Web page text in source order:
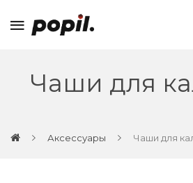
Чаши для
Аксессуары Чаши для